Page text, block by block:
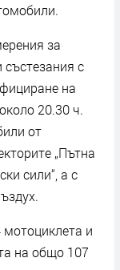
за
с
на
20.30 ч.
от
„Пътна
сили“, а с
мотоциклета и
на общо 107